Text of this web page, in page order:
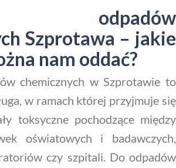
odpadów
Szprotawa – jakie
nam oddać?
chemicznych w Szprotawie to
w ramach której przyjmuje się
toksyczne pochodzące między
oświatowych i badawczych,
czy szpitali. Do odpadów